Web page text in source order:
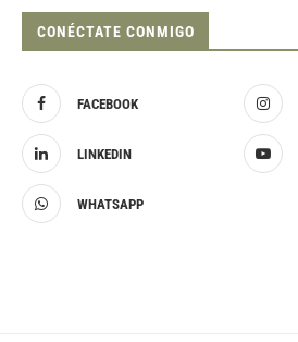
CONÉCTATE CONMIGO
FACEBOOK
LINKEDIN
WHATSAPP